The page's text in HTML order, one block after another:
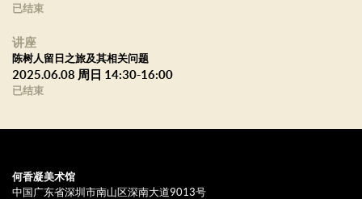
已结束
讲座
陈树人留日之旅及其相关问题
2025.06.08 周日 14:30-16:00
已结束
何香凝美术馆
中国广东省深圳市南山区深南大道9013号